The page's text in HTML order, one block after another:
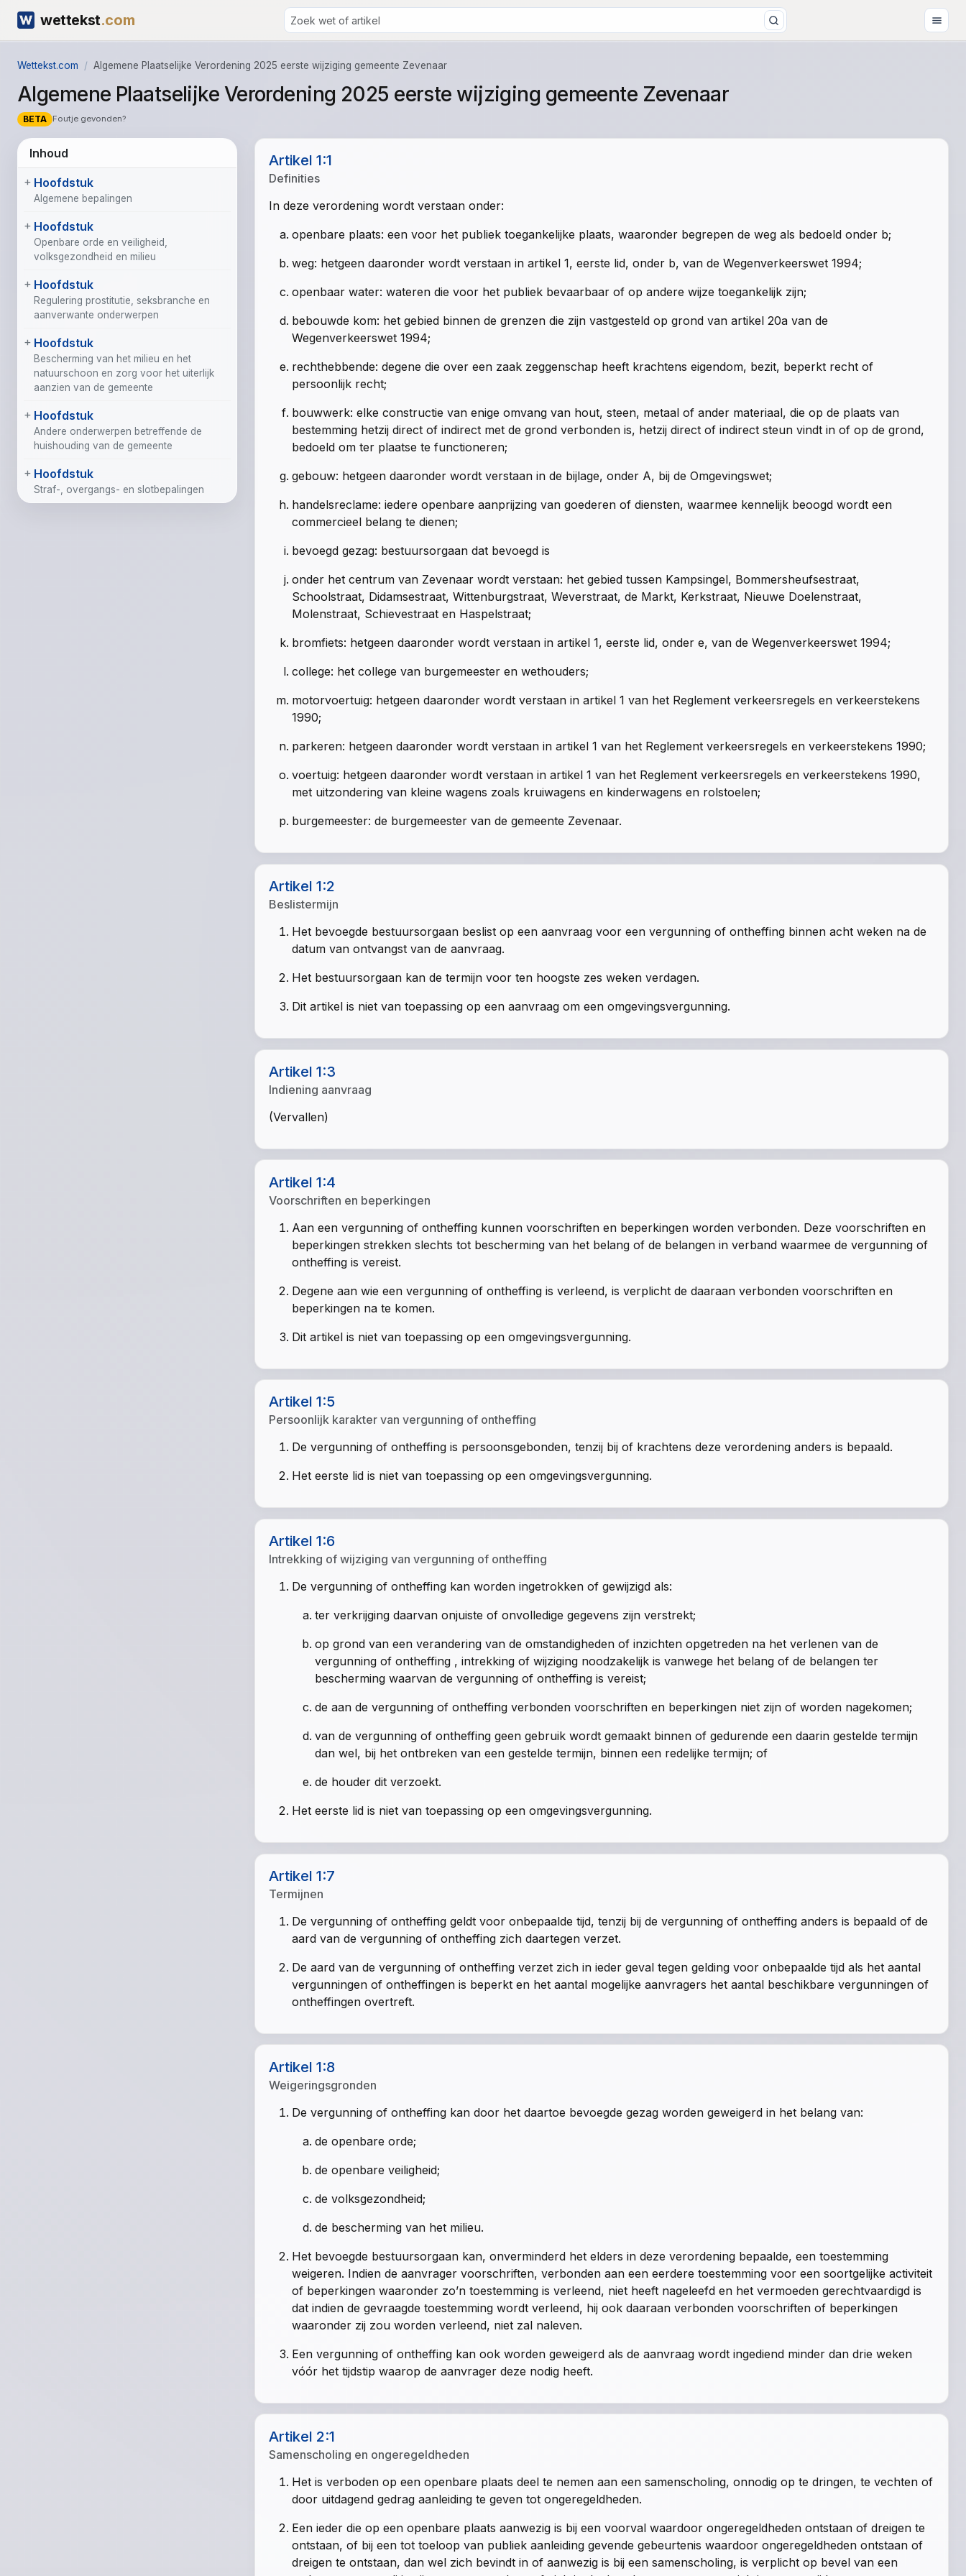
wettekst.com
Wettekst.com Algemene Plaatselijke Verordening 2025 eerste wijziging gemeente Zevenaar
Algemene Plaatselijke Verordening 2025 eerste wijziging gemeente Zevenaar
BETA Foutje gevonden?
Inhoud
Hoofdstuk
Algemene bepalingen
Hoofdstuk
Openbare orde en veiligheid,
volksgezondheid en milieu
Hoofdstuk
Regulering prostitutie, seksbranche en
aanverwante onderwerpen
Hoofdstuk
Bescherming van het milieu en het
natuurschoon en zorg voor het uiterlijk
aanzien van de gemeente
Hoofdstuk
Andere onderwerpen betreffende de
huishouding van de gemeente
Hoofdstuk
Straf-, overgangs- en slotbepalingen
Artikel 1:1
Definities
In deze verordening wordt verstaan onder:
openbare plaats: een voor het publiek toegankelijke plaats, waaronder begrepen de weg als bedoeld onder b;
weg: hetgeen daaronder wordt verstaan in artikel 1, eerste lid, onder b, van de Wegenverkeerswet 1994;
openbaar water: wateren die voor het publiek bevaarbaar of op andere wijze toegankelijk zijn;
bebouwde kom: het gebied binnen de grenzen die zijn vastgesteld op grond van artikel 20a van de
Wegenverkeerswet 1994;
rechthebbende: degene die over een zaak zeggenschap heeft krachtens eigendom, bezit, beperkt recht of
persoonlijk recht;
bouwwerk: elke constructie van enige omvang van hout, steen, metaal of ander materiaal, die op de plaats van
bestemming hetzij direct of indirect met de grond verbonden is, hetzij direct of indirect steun vindt in of op de grond,
bedoeld om ter plaatse te functioneren;
gebouw: hetgeen daaronder wordt verstaan in de bijlage, onder A, bij de Omgevingswet;
handelsreclame: iedere openbare aanprijzing van goederen of diensten, waarmee kennelijk beoogd wordt een
commercieel belang te dienen;
bevoegd gezag: bestuursorgaan dat bevoegd is
onder het centrum van Zevenaar wordt verstaan: het gebied tussen Kampsingel, Bommersheufsestraat,
Schoolstraat, Didamsestraat, Wittenburgstraat, Weverstraat, de Markt, Kerkstraat, Nieuwe Doelenstraat,
Molenstraat, Schievestraat en Haspelstraat;
bromfiets: hetgeen daaronder wordt verstaan in artikel 1, eerste lid, onder e, van de Wegenverkeerswet 1994;
college: het college van burgemeester en wethouders;
motorvoertuig: hetgeen daaronder wordt verstaan in artikel 1 van het Reglement verkeersregels en verkeerstekens
1990;
parkeren: hetgeen daaronder wordt verstaan in artikel 1 van het Reglement verkeersregels en verkeerstekens 1990;
voertuig: hetgeen daaronder wordt verstaan in artikel 1 van het Reglement verkeersregels en verkeerstekens 1990,
met uitzondering van kleine wagens zoals kruiwagens en kinderwagens en rolstoelen;
burgemeester: de burgemeester van de gemeente Zevenaar.
Artikel 1:2
Beslistermijn
Het bevoegde bestuursorgaan beslist op een aanvraag voor een vergunning of ontheffing binnen acht weken na de
datum van ontvangst van de aanvraag.
Het bestuursorgaan kan de termijn voor ten hoogste zes weken verdagen.
Dit artikel is niet van toepassing op een aanvraag om een omgevingsvergunning.
Artikel 1:3
Indiening aanvraag
(Vervallen)
Artikel 1:4
Voorschriften en beperkingen
Aan een vergunning of ontheffing kunnen voorschriften en beperkingen worden verbonden. Deze voorschriften en
beperkingen strekken slechts tot bescherming van het belang of de belangen in verband waarmee de vergunning of
ontheffing is vereist.
Degene aan wie een vergunning of ontheffing is verleend, is verplicht de daaraan verbonden voorschriften en
beperkingen na te komen.
Dit artikel is niet van toepassing op een omgevingsvergunning.
Artikel 1:5
Persoonlijk karakter van vergunning of ontheffing
De vergunning of ontheffing is persoonsgebonden, tenzij bij of krachtens deze verordening anders is bepaald.
Het eerste lid is niet van toepassing op een omgevingsvergunning.
Artikel 1:6
Intrekking of wijziging van vergunning of ontheffing
De vergunning of ontheffing kan worden ingetrokken of gewijzigd als:
ter verkrijging daarvan onjuiste of onvolledige gegevens zijn verstrekt;
op grond van een verandering van de omstandigheden of inzichten opgetreden na het verlenen van de
vergunning of ontheffing , intrekking of wijziging noodzakelijk is vanwege het belang of de belangen ter
bescherming waarvan de vergunning of ontheffing is vereist;
de aan de vergunning of ontheffing verbonden voorschriften en beperkingen niet zijn of worden nagekomen;
van de vergunning of ontheffing geen gebruik wordt gemaakt binnen of gedurende een daarin gestelde termijn
dan wel, bij het ontbreken van een gestelde termijn, binnen een redelijke termijn; of
de houder dit verzoekt.
Het eerste lid is niet van toepassing op een omgevingsvergunning.
Artikel 1:7
Termijnen
De vergunning of ontheffing geldt voor onbepaalde tijd, tenzij bij de vergunning of ontheffing anders is bepaald of de
aard van de vergunning of ontheffing zich daartegen verzet.
De aard van de vergunning of ontheffing verzet zich in ieder geval tegen gelding voor onbepaalde tijd als het aantal
vergunningen of ontheffingen is beperkt en het aantal mogelijke aanvragers het aantal beschikbare vergunningen of
ontheffingen overtreft.
Artikel 1:8
Weigeringsgronden
De vergunning of ontheffing kan door het daartoe bevoegde gezag worden geweigerd in het belang van:
de openbare orde;
de openbare veiligheid;
de volksgezondheid;
de bescherming van het milieu.
Het bevoegde bestuursorgaan kan, onverminderd het elders in deze verordening bepaalde, een toestemming
weigeren. Indien de aanvrager voorschriften, verbonden aan een eerdere toestemming voor een soortgelijke activiteit
of beperkingen waaronder zo’n toestemming is verleend, niet heeft nageleefd en het vermoeden gerechtvaardigd is
dat indien de gevraagde toestemming wordt verleend, hij ook daaraan verbonden voorschriften of beperkingen
waaronder zij zou worden verleend, niet zal naleven.
Een vergunning of ontheffing kan ook worden geweigerd als de aanvraag wordt ingediend minder dan drie weken
vóór het tijdstip waarop de aanvrager deze nodig heeft.
Artikel 2:1
Samenscholing en ongeregeldheden
Het is verboden op een openbare plaats deel te nemen aan een samenscholing, onnodig op te dringen, te vechten of
door uitdagend gedrag aanleiding te geven tot ongeregeldheden.
Een ieder die op een openbare plaats aanwezig is bij een voorval waardoor ongeregeldheden ontstaan of dreigen te
ontstaan, of bij een tot toeloop van publiek aanleiding gevende gebeurtenis waardoor ongeregeldheden ontstaan of
dreigen te ontstaan, dan wel zich bevindt in of aanwezig is bij een samenscholing, is verplicht op bevel van een